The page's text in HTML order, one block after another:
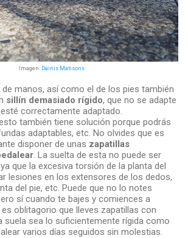
Imagen: Dainis Matisons
manos, así como el de los pies también
sillín demasiado rígido, que no se adapte
correctamente adaptado.
también tiene solución porque podrás
adaptables, etc. No olvides que es
disponer de unas zapatillas
. La suelta de esta no puede ser
que la excesiva torsión de la planta del
lesiones en los extensores de los dedos,
del pie, etc. Puede que no lo notes
sí cuando te bajes y comiences a
oblitagorio que lleves zapatillas con
suela sea lo suficientemente rígida como
varios días seguidos sin molestias.